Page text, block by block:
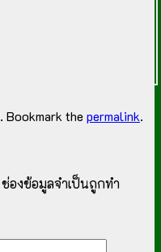
. Bookmark the permalink.
ช่องข้อมูลจำเป็นถูกทำ